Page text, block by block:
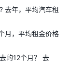
去年，平均汽车租
月，平均租金价格
的12个月？ 去